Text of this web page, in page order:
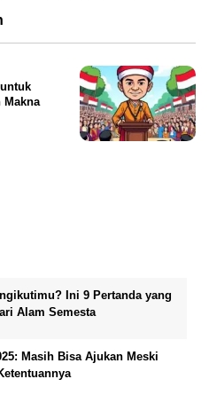
Makna
Ini 9 Pertanda yang
Alam Semesta
Masih Bisa Ajukan Meski